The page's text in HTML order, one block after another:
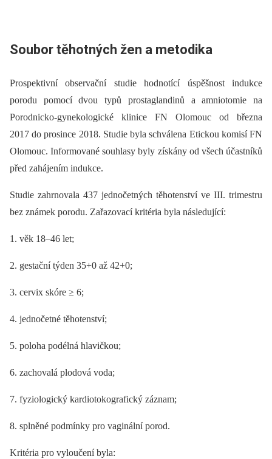
Soubor těhotných žen a metodika
Prospektivní observační studie hodnotící úspěšnost indukce
porodu pomocí dvou typů prostaglandinů a amniotomie na
Porodnicko-gynekologické klinice FN Olomouc od března
2017 do prosince 2018. Studie byla schválena Etickou komisí FN
Olomouc. Informované souhlasy byly získány od všech účastníků
před zahájením indukce.
Studie zahrnovala 437 jednočetných těhotenství ve III. trimestru
bez známek porodu. Zařazovací kritéria byla následující:
1. věk 18–46 let;
2. gestační týden 35+0 až 42+0;
3. cervix skóre ≥ 6;
4. jednočetné těhotenství;
5. poloha podélná hlavičkou;
6. zachovalá plodová voda;
7. fyziologický kardiotokografický záznam;
8. splněné podmínky pro vaginální porod.
Kritéria pro vyloučení byla: